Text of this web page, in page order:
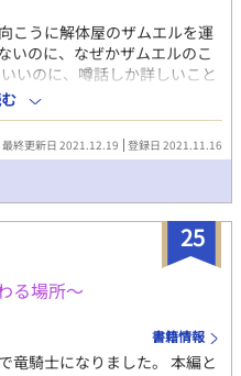
こうに解体屋のザムエルを運
いのに、なぜかザムエルのこ
いのに、噂話しか詳しいこと
旺盛の成獣になったばかりの
でも許容できる方向け * 他の
最終更新日 2021.12.19 登録日 2021.11.16
25
る場所～
書籍情報
竜騎士になりました。 本編と